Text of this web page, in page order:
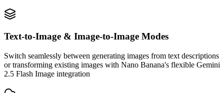
Text-to-Image & Image-to-Image Modes
Switch seamlessly between generating images from text descriptions
or transforming existing images with Nano Banana's flexible Gemini
2.5 Flash Image integration